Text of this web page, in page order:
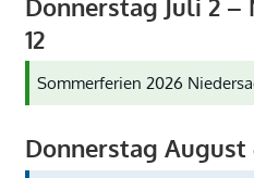
Donnerstag Juli 2–
12
Sommerferien 2026
Donnerstag August